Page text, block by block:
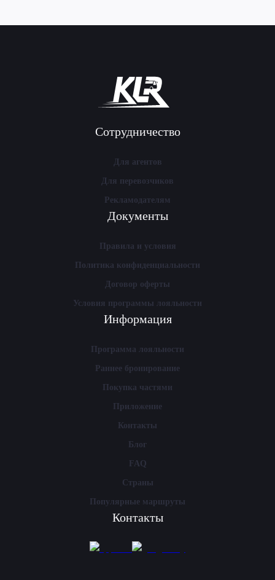
Сотрудничество
Для агентов
Для перевозчиков
Рекламодателям
Документы
Правила и условия
Политика конфиденциальности
Договор оферты
Условия программы лояльности
Информация
Программа лояльности
Раннее бронирование
Покупка частями
Приложение
Контакты
Блог
FAQ
Страны
Популярные маршруты
Контакты